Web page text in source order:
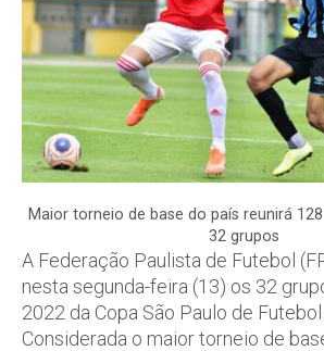
Maior torneio de base do país reunirá
32 grupos
A Federação Paulista de Futebol
nesta segunda-feira (13) os 32
2022 da Copa São Paulo de Futebol
Considerada o maior torneio de